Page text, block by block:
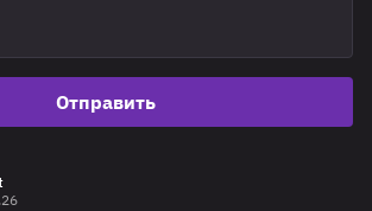
Отправить